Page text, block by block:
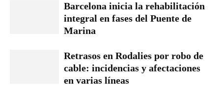
Barcelona inicia la rehabilitación
integral en fases del Puente de
Marina
Retrasos en Rodalies por robo de
cable: incidencias y afectaciones
en varias líneas